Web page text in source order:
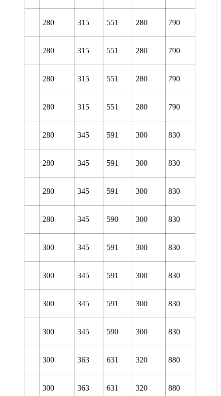
280 315 551 280 790
280 315 551 280 790
280 315 551 280 790
280 315 551 280 790
280 345 591 300 830
280 345 591 300 830
280 345 591 300 830
280 345 590 300 830
300 345 591 300 830
300 345 591 300 830
300 345 591 300 830
300 345 590 300 830
300 363 631 320 880
300 363 631 320 880